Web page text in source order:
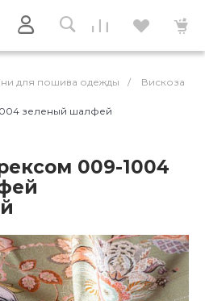
для пошива одежды /
Вискоза
зеленый шалфей
009-1004